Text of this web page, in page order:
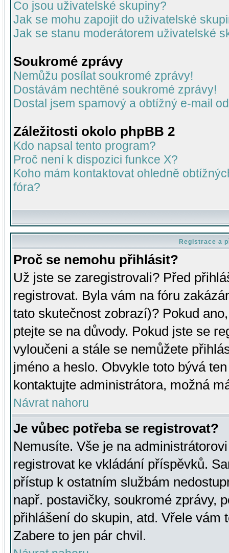
Co jsou uživatelské skupiny?
Jak se mohu zapojit do uživatelské
Jak se stanu moderátorem uživatelské
Soukromé zprávy
Nemůžu posílat soukromé zprávy!
Dostávám nechtěné soukromé zprávy!
Dostal jsem spamový a obtížný e-mail
Záležitosti okolo phpBB 2
Kdo napsal tento program?
Proč není k dispozici funkce X?
Koho mám kontaktovat ohledně
fóra?
Registrace a
Proč se nemohu přihlásit?
Už jste se zaregistrovali? Před
registrovat. Byla vám na fóru
tato skutečnost zobrazí)? Pokud
ptejte se na důvody. Pokud jste se
vyloučeni a stále se nemůžete
jméno a heslo. Obvykle toto bývá
kontaktujte administrátora, možná
Návrat nahoru
Je vůbec potřeba se registrovat?
Nemusíte. Vše je na
registrovat ke vkládání příspěvků.
přístup k ostatním službám
např. postavičky, soukromé zprávy,
přihlášení do skupin, atd. Vřele vám
Zabere to jen pár chvil.